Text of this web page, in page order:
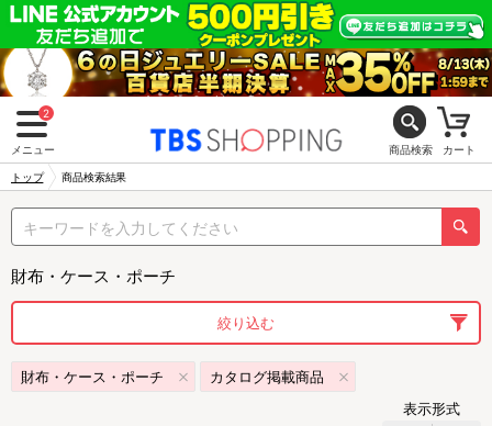
2
メニュー 商品検索 カート
トップ 商品検索結果
財布・ケース・ポーチ
絞り込む
財布・ケース・ポーチ カタログ掲載商品
表示形式